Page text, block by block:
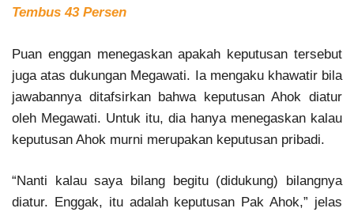
Tembus 43 Persen
Puan enggan menegaskan apakah keputusan tersebut
juga atas dukungan Megawati. Ia mengaku khawatir bila
jawabannya ditafsirkan bahwa keputusan Ahok diatur
oleh Megawati. Untuk itu, dia hanya menegaskan kalau
keputusan Ahok murni merupakan keputusan pribadi.
“Nanti kalau saya bilang begitu (didukung) bilangnya
diatur. Enggak, itu adalah keputusan Pak Ahok,” jelas